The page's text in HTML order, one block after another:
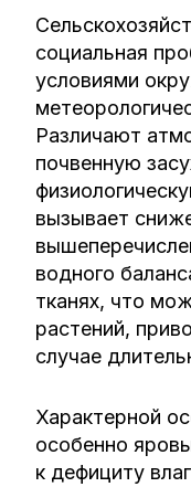
социальная
условиями
Различают
почвенную
вызывает
водного
тканях, что
растений,
случае
Характерной
особенно
к дефициту